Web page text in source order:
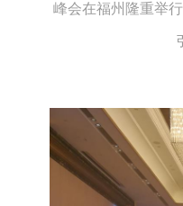
峰会在福州隆重举